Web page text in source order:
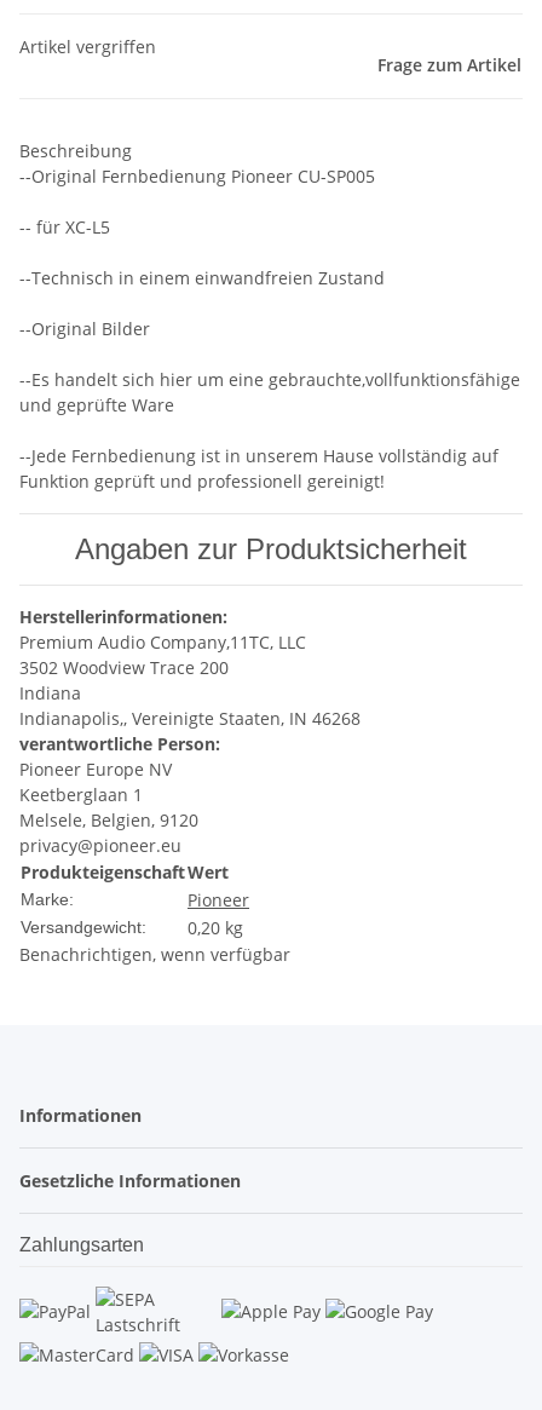
Artikel vergriffen
Frage zum Artikel
Beschreibung
--Original Fernbedienung Pioneer CU-SP005
-- für XC-L5
--Technisch in einem einwandfreien Zustand
--Original Bilder
--Es handelt sich hier um eine gebrauchte,vollfunktionsfähige
und geprüfte Ware
--Jede Fernbedienung ist in unserem Hause vollständig auf
Funktion geprüft und professionell gereinigt!
Angaben zur Produktsicherheit
Herstellerinformationen:
Premium Audio Company,11TC, LLC
3502 Woodview Trace 200
Indiana
Indianapolis,, Vereinigte Staaten, IN 46268
verantwortliche Person:
Pioneer Europe NV
Keetberglaan 1
Melsele, Belgien, 9120
privacy@pioneer.eu
ProdukteigenschaftWert
Marke: Pioneer
Versandgewicht:
0,20 kg
Benachrichtigen, wenn verfügbar
Informationen
Gesetzliche Informationen
Zahlungsarten